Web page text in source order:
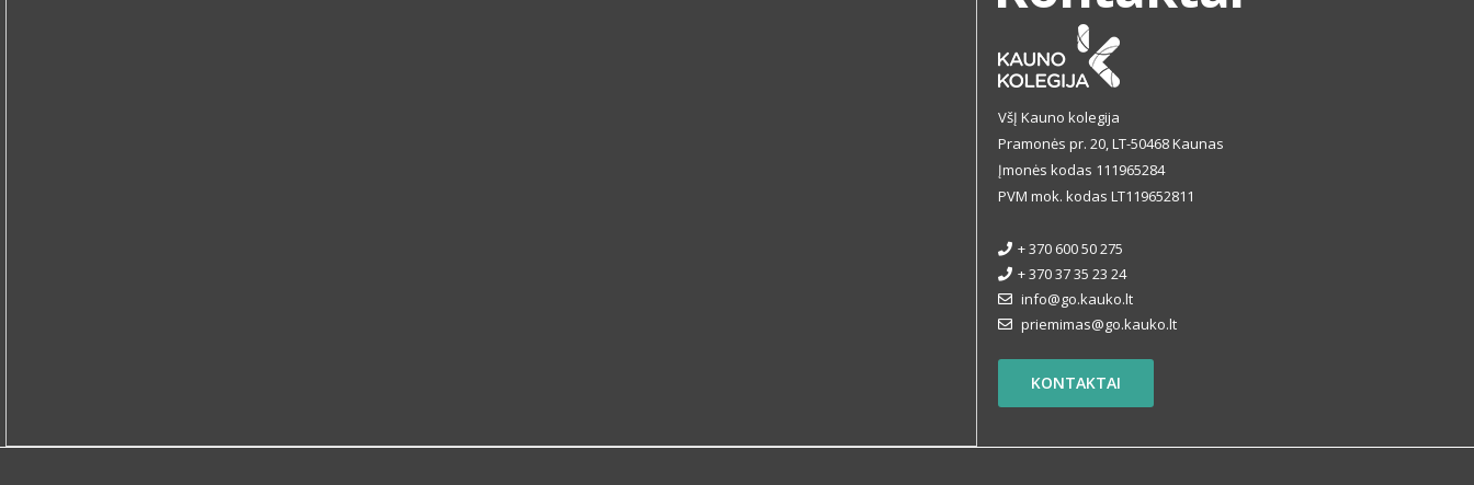
VšĮ Kauno kolegija
Pramonės pr. 20, LT-50468 Kaunas
Įmonės kodas 111965284
PVM mok. kodas LT119652811
+ 370 600 50 275
+ 370 37 35 23 24
info@go.kauko.lt
priemimas@go.kauko.lt
KONTAKTAI